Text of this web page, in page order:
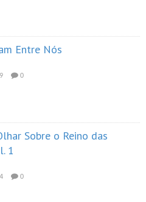
Entre Nós
0
Sobre o Reino das
1
0